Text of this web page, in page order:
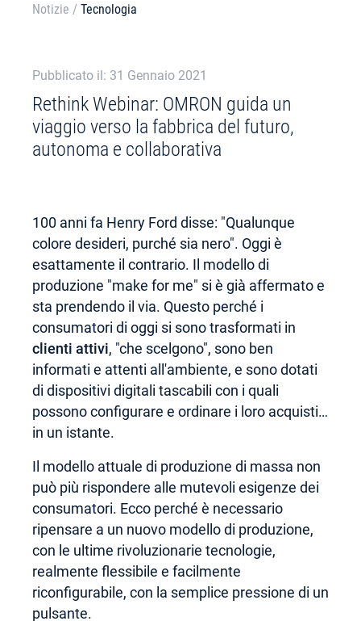
Notizie / Tecnologia
Pubblicato il: 31 Gennaio 2021
Rethink Webinar: OMRON guida un
viaggio verso la fabbrica del futuro,
autonoma e collaborativa
100 anni fa Henry Ford disse: "Qualunque
colore desideri, purché sia nero". Oggi è
esattamente il contrario. Il modello di
produzione "make for me" si è già affermato e
sta prendendo il via. Questo perché i
consumatori di oggi si sono trasformati in
clienti attivi, "che scelgono", sono ben
informati e attenti all'ambiente, e sono dotati
di dispositivi digitali tascabili con i quali
possono configurare e ordinare i loro acquisti…
in un istante.
Il modello attuale di produzione di massa non
può più rispondere alle mutevoli esigenze dei
consumatori. Ecco perché è necessario
ripensare a un nuovo modello di produzione,
con le ultime rivoluzionarie tecnologie,
realmente flessibile e facilmente
riconfigurabile, con la semplice pressione di un
pulsante.